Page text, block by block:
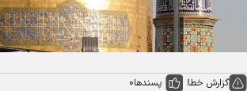
گزارش خطا پسندها0